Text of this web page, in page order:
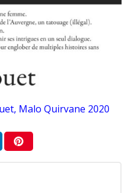
Malo Quirvane 2020